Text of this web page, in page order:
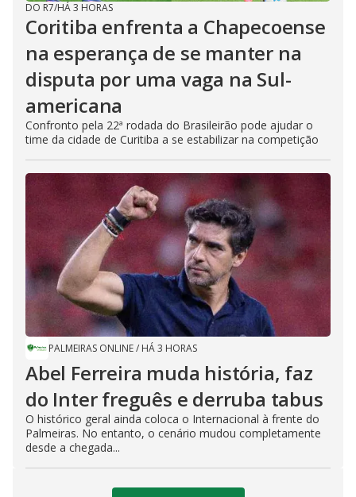
DO R7/HÁ 3 HORAS
Coritiba enfrenta a Chapecoense
na esperança de se manter na
disputa por uma vaga na Sul-
americana
Confronto pela 22ª rodada do Brasileirão pode ajudar o
time da cidade de Curitiba a se estabilizar na competição
PALMEIRAS ONLINE/ HÁ 3 HORAS
Abel Ferreira muda história, faz
do Inter freguês e derruba tabus
O histórico geral ainda coloca o Internacional à frente do
Palmeiras. No entanto, o cenário mudou completamente
desde a chegada...